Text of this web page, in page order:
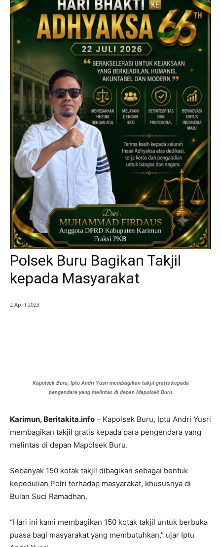
Polsek Buru Bagikan Takjil
kepada Masyarakat
2 April 2023
Kapolsek Buru, Iptu Andri Yusri membagikan takjil gratis kepada
pengendara yang melintas di depan Mapolsek Buru
Karimun, Beritakita.info – Kapolsek Buru, Iptu Andri Yusri
membagikan takjil gratis kepada para pengendara yang
melintas di depan Mapolsek Buru.
Sebanyak 150 kotak takjil dibagikan sebagai bentuk
kepedulian Polri terhadap masyarakat, khususnya di
Bulan Suci Ramadhan.
“Hari ini kami membagikan 150 kotak takjil untuk berbuka
puasa bagi masyarakat yang membutuhkan,” ujar Iptu